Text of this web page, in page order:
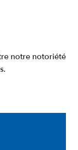
notre notoriété